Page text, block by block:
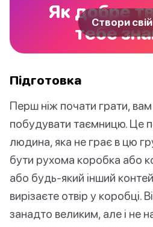
Як добре
тебе
Створи
Підготовка
Перш ніж почати грати,
побудувати таємницю. Це
людина, яка не грає в цю
бути рухома коробка або
або будь-який інший
вирізаєте отвір у коробці.
занадто великим, але і не